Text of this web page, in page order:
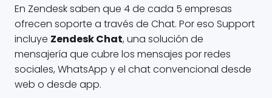
En Zendesk saben que 4 de cada 5 empresas
ofrecen soporte a través de Chat. Por eso Support
incluye Zendesk Chat, una solución de
mensajería que cubre los mensajes por redes
sociales, WhatsApp y el chat convencional desde
web o desde app.